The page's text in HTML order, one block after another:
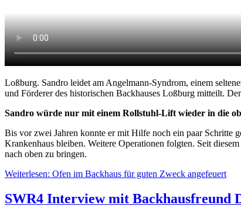
Loßburg. Sandro leidet am Angelmann-Syndrom, einem
und Förderer des historischen Backhauses Loßburg mitteilt.
Sandro würde nur mit einem Rollstuhl-Lift wieder in die
Bis vor zwei Jahren konnte er mit Hilfe noch ein paar Schritte
Krankenhaus bleiben. Weitere Operationen folgten. Seit
nach oben zu bringen.
Weiterlesen: Ofen im Backhaus für guten Zweck angefeuert
SWR4 Interview mit Backhausfreund